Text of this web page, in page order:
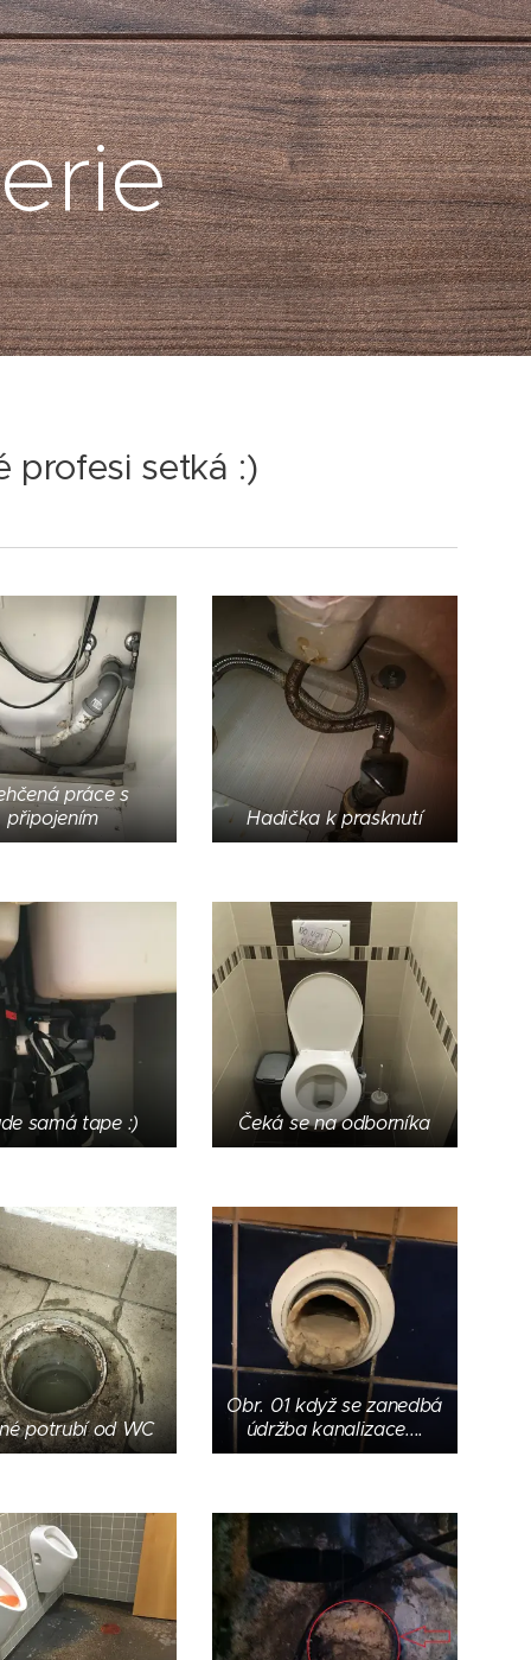
profesi setká :)
práce s
připojením
Hadička k prasknutí
samá tape :) Čeká se na odborníka
potrubí od WC
Obr. 01 když se zanedbá
údržba kanalizace....